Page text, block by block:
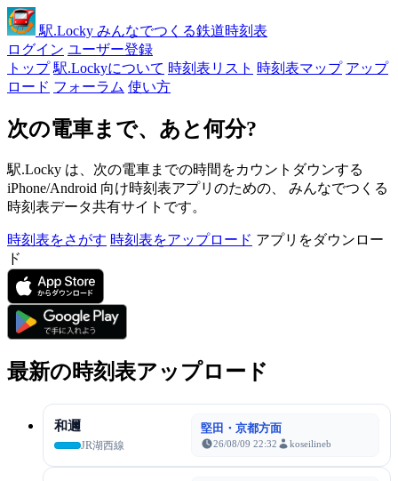
駅.Locky みんなでつくる鉄道時刻表
ログイン ユーザー登録
トップ 駅.Lockyについて 時刻表リスト 時刻表マップ アップ
ロード フォーラム 使い方
次の電車まで、あと何分?
駅.Locky は、次の電車までの時間をカウントダウンする
iPhone/Android 向け時刻表アプリのための、 みんなでつくる
時刻表データ共有サイトです。
時刻表をさがす 時刻表をアップロード アプリをダウンロー
ド
最新の時刻表アップロード
和邇
JR湖西線
堅田・京都方面
26/08/09 22:32 koseilineb